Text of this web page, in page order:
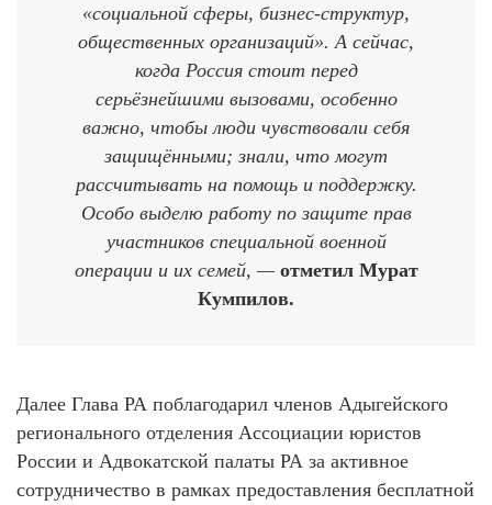
«социальной сферы, бизнес-структур,
общественных организаций». А сейчас,
когда Россия стоит перед
серьёзнейшими вызовами, особенно
важно, чтобы люди чувствовали себя
защищёнными; знали, что могут
рассчитывать на помощь и поддержку.
Особо выделю работу по защите прав
участников специальной военной
операции и их семей, — отметил Мурат
Кумпилов.
Далее Глава РА поблагодарил членов Адыгейского
регионального отделения Ассоциации юристов
России и Адвокатской палаты РА за активное
сотрудничество в рамках предоставления бесплатной